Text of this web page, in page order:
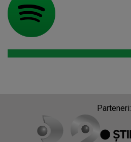
Parteneri: